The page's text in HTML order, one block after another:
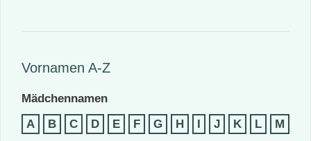
Vornamen A-Z
Mädchennamen
A
B C D E F G H I J K L M